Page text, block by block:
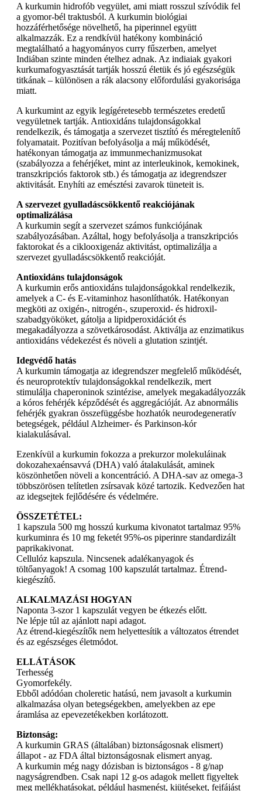
A kurkumin hidrofób vegyület, ami miatt rosszul szívódik fel
a gyomor-bél traktusból. A kurkumin biológiai
hozzáférhetősége növelhető, ha piperinnel együtt
alkalmazzák. Ez a rendkívül hatékony kombináció
megtalálható a hagyományos curry fűszerben, amelyet
Indiában szinte minden ételhez adnak. Az indiaiak gyakori
kurkumafogyasztását tartják hosszú életük és jó egészségük
titkának – különösen a rák alacsony előfordulási gyakorisága
miatt.
A kurkumint az egyik legígéretesebb természetes eredetű
vegyületnek tartják. Antioxidáns tulajdonságokkal
rendelkezik, és támogatja a szervezet tisztító és méregtelenítő
folyamatait. Pozitívan befolyásolja a máj működését,
hatékonyan támogatja az immunmechanizmusokat
(szabályozza a fehérjéket, mint az interleukinok, kemokinek,
transzkripciós faktorok stb.) és támogatja az idegrendszer
aktivitását. Enyhíti az emésztési zavarok tüneteit is.
A szervezet gyulladáscsökkentő reakciójának
optimalizálása
A kurkumin segít a szervezet számos funkciójának
szabályozásában. Azáltal, hogy befolyásolja a transzkripciós
faktorokat és a ciklooxigenáz aktivitást, optimalizálja a
szervezet gyulladáscsökkentő reakcióját.
Antioxidáns tulajdonságok
A kurkumin erős antioxidáns tulajdonságokkal rendelkezik,
amelyek a C- és E-vitaminhoz hasonlíthatók. Hatékonyan
megköti az oxigén-, nitrogén-, szuperoxid- és hidroxil-
szabadgyököket, gátolja a lipidperoxidációt és
megakadályozza a szövetkárosodást. Aktiválja az enzimatikus
antioxidáns védekezést és növeli a glutation szintjét.
Idegvédő hatás
A kurkumin támogatja az idegrendszer megfelelő működését,
és neuroprotektív tulajdonságokkal rendelkezik, mert
stimulálja chaperoninok szintézise, amelyek megakadályozzák
a kóros fehérjék képződését és aggregációját. Az abnormális
fehérjék gyakran összefüggésbe hozhatók neurodegeneratív
betegségek, például Alzheimer- és Parkinson-kór
kialakulásával.
Ezenkívül a kurkumin fokozza a prekurzor molekuláinak
dokozahexaénsavvá (DHA) való átalakulását, aminek
köszönhetően növeli a koncentráció. A DHA-sav az omega-3
többszörösen telítetlen zsírsavak közé tartozik. Kedvezően hat
az idegsejtek fejlődésére és védelmére.
ÖSSZETÉTEL:
1 kapszula 500 mg hosszú kurkuma kivonatot tartalmaz 95%
kurkuminra és 10 mg feketét 95%-os piperinre standardizált
paprikakivonat.
Cellulóz kapszula. Nincsenek adalékanyagok és
töltőanyagok! A csomag 100 kapszulát tartalmaz. Étrend-
kiegészítő.
ALKALMAZÁSI HOGYAN
Naponta 3-szor 1 kapszulát vegyen be étkezés előtt.
Ne lépje túl az ajánlott napi adagot.
Az étrend-kiegészítők nem helyettesítik a változatos étrendet
és az egészséges életmódot.
ELLÁTÁSOK
Terhesség
Gyomorfekély.
Ebből adódóan choleretic hatású, nem javasolt a kurkumin
alkalmazása olyan betegségekben, amelyekben az epe
áramlása az epevezetékekben korlátozott.
Biztonság:
A kurkumin GRAS (általában) biztonságosnak elismert)
állapot - az FDA által biztonságosnak elismert anyag.
A kurkumin még nagy dózisban is biztonságos - 8 g/nap
nagyságrendben. Csak napi 12 g-os adagok mellett figyeltek
meg mellékhatásokat, például hasmenést, kiütéseket, fejfájást